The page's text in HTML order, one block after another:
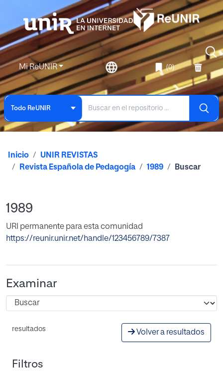
Mi ReUNIR (0)
Todo ReUNIR
Inicio
UNIR REVISTAS
Revista Española de Pedagogía
1989 Buscar
1989
URI permanente para esta comunidad
https://reunir.unir.net/handle/123456789/7387
Examinar
resultados Volver a resultados
Filtros